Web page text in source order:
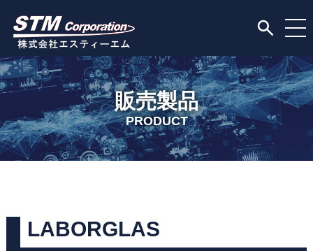
販売製品
PRODUCT
LABORGLAS